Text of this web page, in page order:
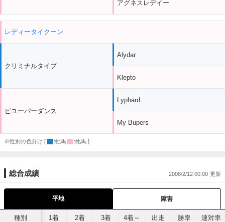
アグネスレデイー
レディータイクーン
クリミナルタイプ
ビユーパーダンス
Alydar
Klepto
Lyphard
My Bupers
※性別の色分け [ :牡馬 :牝馬 ]
総合成績 2008/2/12 00:00
平地 障害
種別 1着 2着 3着 4着～ 出走 勝率 連対率